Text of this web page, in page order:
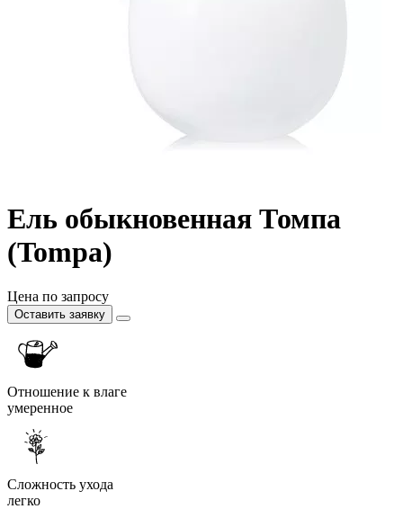
Ель обыкновенная Томпа
(Tompa)
Цена по запросу
Оставить заявку
Отношение к влаге
умеренное
Сложность ухода
легко